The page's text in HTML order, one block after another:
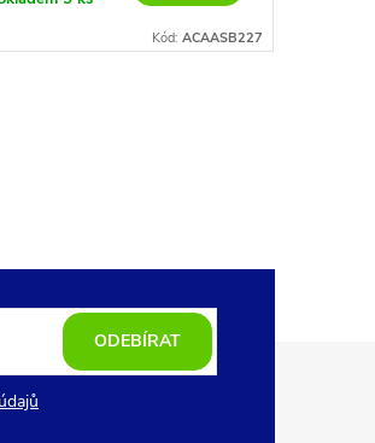
Kód: ACAASB227
ODEBÍRAT